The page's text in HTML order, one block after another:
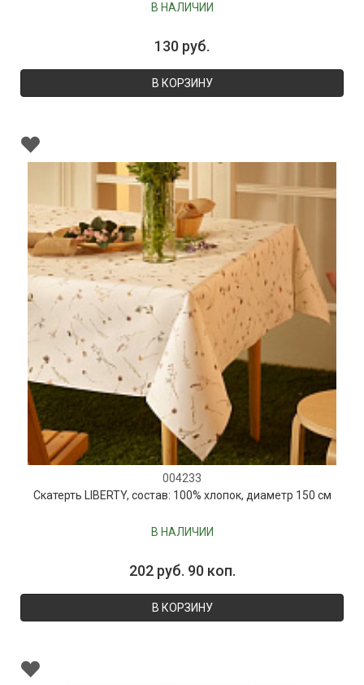
В НАЛИЧИИ
130 руб.
В КОРЗИНУ
004233
Скатерть LIBERTY, состав: 100% хлопок, диаметр 150 см
В НАЛИЧИИ
202 руб. 90 коп.
В КОРЗИНУ